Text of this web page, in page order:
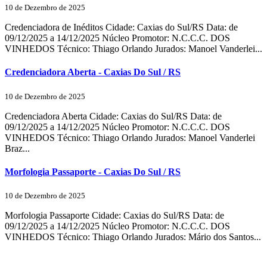
10 de Dezembro de 2025
Credenciadora de Inéditos Cidade: Caxias do Sul/RS Data: de
09/12/2025 a 14/12/2025 Núcleo Promotor: N.C.C.C. DOS
VINHEDOS Técnico: Thiago Orlando Jurados: Manoel Vanderlei...
Credenciadora Aberta - Caxias Do Sul / RS
10 de Dezembro de 2025
Credenciadora Aberta Cidade: Caxias do Sul/RS Data: de
09/12/2025 a 14/12/2025 Núcleo Promotor: N.C.C.C. DOS
VINHEDOS Técnico: Thiago Orlando Jurados: Manoel Vanderlei
Braz...
Morfologia Passaporte - Caxias Do Sul / RS
10 de Dezembro de 2025
Morfologia Passaporte Cidade: Caxias do Sul/RS Data: de
09/12/2025 a 14/12/2025 Núcleo Promotor: N.C.C.C. DOS
VINHEDOS Técnico: Thiago Orlando Jurados: Mário dos Santos...